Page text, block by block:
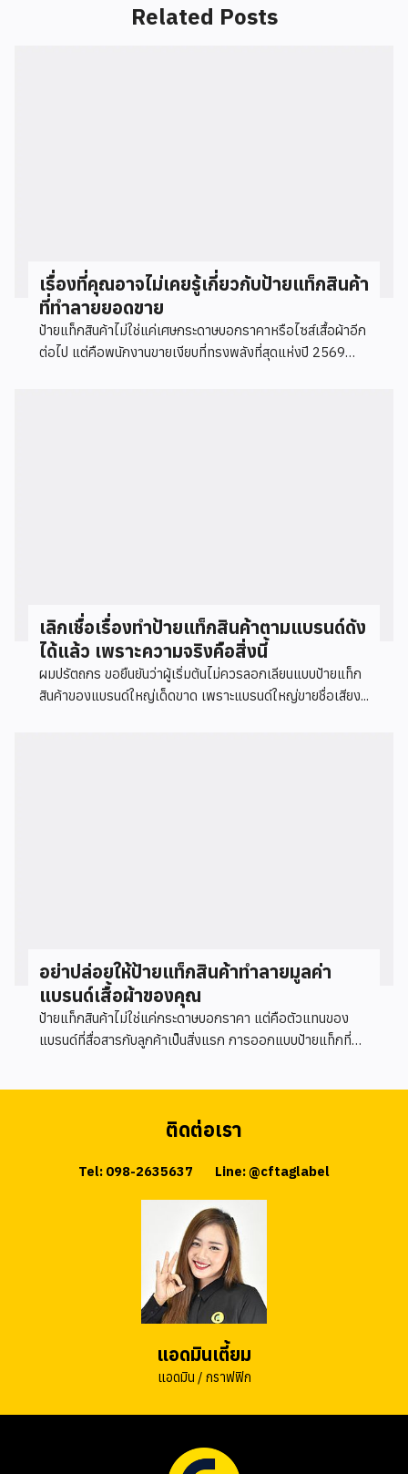
Related Posts
เรื่องที่คุณอาจไม่เคยรู้เกี่ยวกับป้ายแท็กสินค้า
ที่ทำลายยอดขาย
ป้ายแท็กสินค้าไม่ใช่แค่เศษกระดาษบอกราคาหรือไซส์เสื้อผ้าอีก
ต่อไป แต่คือพนักงานขายเงียบที่ทรงพลังที่สุดแห่งปี 2569
เลิกเชื่อเรื่องทำป้ายแท็กสินค้าตามแบรนด์ดัง
ได้แล้ว เพราะความจริงคือสิ่งนี้
ผมปรัตถกร ขอยืนยันว่าผู้เริ่มต้นไม่ควรลอกเลียนแบบป้ายแท็ก
สินค้าของแบรนด์ใหญ่เด็ดขาด เพราะแบรนด์ใหญ่ขายชื่อเสียง...
อย่าปล่อยให้ป้ายแท็กสินค้าทำลายมูลค่า
แบรนด์เสื้อผ้าของคุณ
ป้ายแท็กสินค้าไม่ใช่แค่กระดาษบอกราคา แต่คือตัวแทนของ
แบรนด์ที่สื่อสารกับลูกค้าเป็นสิ่งแรก การออกแบบป้ายแท็กที่ดี
ติดต่อเรา
Tel: 098-2635637 Line: @cftaglabel
แอดมินเตี้ยม
แอดมิน / กราฟฟิก